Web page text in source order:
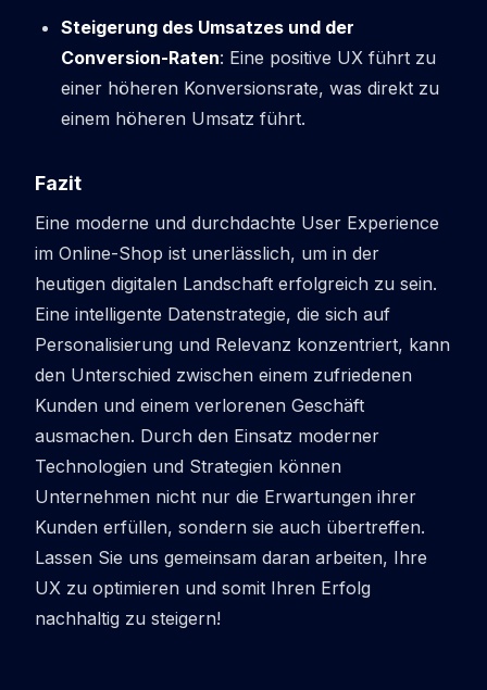
Steigerung des Umsatzes und der
Conversion-Raten: Eine positive UX führt zu
einer höheren Konversionsrate, was direkt zu
einem höheren Umsatz führt.
Fazit
Eine moderne und durchdachte User Experience
im Online-Shop ist unerlässlich, um in der
heutigen digitalen Landschaft erfolgreich zu sein.
Eine intelligente Datenstrategie, die sich auf
Personalisierung und Relevanz konzentriert, kann
den Unterschied zwischen einem zufriedenen
Kunden und einem verlorenen Geschäft
ausmachen. Durch den Einsatz moderner
Technologien und Strategien können
Unternehmen nicht nur die Erwartungen ihrer
Kunden erfüllen, sondern sie auch übertreffen.
Lassen Sie uns gemeinsam daran arbeiten, Ihre
UX zu optimieren und somit Ihren Erfolg
nachhaltig zu steigern!